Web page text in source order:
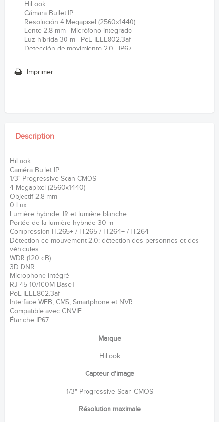
HiLook
Cámara Bullet IP
Resolución 4 Megapixel (2560x1440)
Lente 2.8 mm | Micrófono integrado
Luz híbrida 30 m | PoE IEEE802.3af
Detección de movimiento 2.0 | IP67
Imprimer
Description
HiLook
Caméra Bullet IP
1/3" Progressive Scan CMOS
4 Megapixel (2560x1440)
Objectif 2.8 mm
0 Lux
Lumière hybride: IR et lumière blanche
Portée de la lumière hybride 30 m
Compression H.265+ / H.265 / H.264+ / H.264
Détection de mouvement 2.0: détection des personnes et des
véhicules
WDR (120 dB)
3D DNR
Microphone intégré
RJ-45 10/100M BaseT
PoE IEEE802.3af
Interface WEB, CMS, Smartphone et NVR
Compatible avec ONVIF
Étanche IP67
Marque
HiLook
Capteur d'image
1/3" Progressive Scan CMOS
Résolution maximale